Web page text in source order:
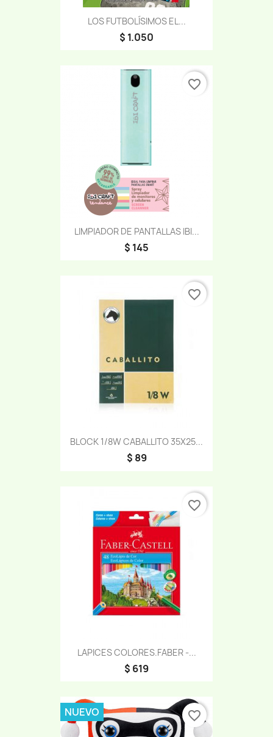
LOS FUTBOLÍSIMOS EL...
$ 1.050
LIMPIADOR DE PANTALLAS IBI...
$ 145
favorite_border
BLOCK 1/8W CABALLITO 35X25...
$ 89
favorite_border
LAPICES COLORES.FABER -...
$ 619
favorite_border
NUEVO favorite_border